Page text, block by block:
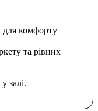
для комфорту
та рівних
залі.